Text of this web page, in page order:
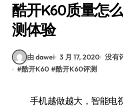
酷开K60质量怎
测体验
由 dawei 3 月 17, 2020 没有
#酷开K60 #酷开K60评测
手机越做越大，智能电视也不例外，近日，酷